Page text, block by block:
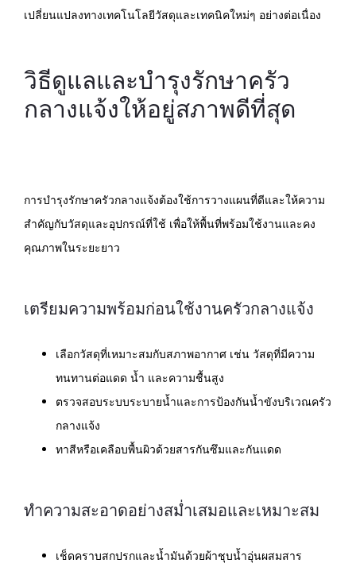
เปลี่ยนแปลงทางเทคโนโลยีวัสดุและเทคนิคใหม่ๆ อย่างต่อเนื่อง
วิธีดูแลและบำรุงรักษาครัว
กลางแจ้งให้อยู่สภาพดีที่สุด
การบำรุงรักษาครัวกลางแจ้งต้องใช้การวางแผนที่ดีและให้ความ
สำคัญกับวัสดุและอุปกรณ์ที่ใช้ เพื่อให้พื้นที่พร้อมใช้งานและคง
คุณภาพในระยะยาว
เตรียมความพร้อมก่อนใช้งานครัวกลางแจ้ง
เลือกวัสดุที่เหมาะสมกับสภาพอากาศ เช่น วัสดุที่มีความ
ทนทานต่อแดด น้ำ และความชื้นสูง
ตรวจสอบระบบระบายน้ำและการป้องกันน้ำขังบริเวณครัว
กลางแจ้ง
ทาสีหรือเคลือบพื้นผิวด้วยสารกันซึมและกันแดด
ทำความสะอาดอย่างสม่ำเสมอและเหมาะสม
เช็ดคราบสกปรกและน้ำมันด้วยผ้าชุบน้ำอุ่นผสมสาร